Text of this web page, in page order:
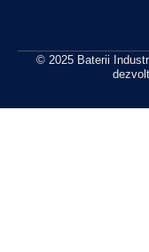
© 2025 Baterii